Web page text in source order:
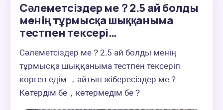
Сәлеметсіздер ме？2.5 ай болды
менің тұрмысқа шыққаныма
тестпен тексері…
Сәлеметсіздер ме？2.5 ай болды менің
тұрмысқа шыққаныма тестпен тексеріп
көрген едім ，айтып жібересіздер ме？
Көтердім бе，көтермедім бе？